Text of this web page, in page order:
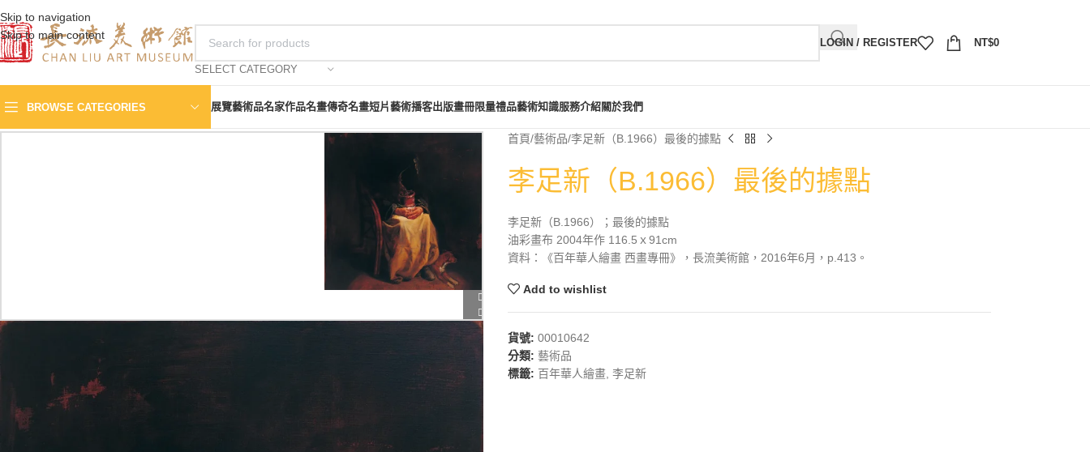
Skip to navigation
Skip to main content
SELECT CATEGORY
LOGIN / REGISTER NT$0
BROWSE CATEGORIES 展覽藝術品名家作品名畫傳奇名畫短片藝術播客出版畫冊限量禮品藝術知識服務介紹關於我們
首頁 藝術品 李足新（B.1966）最後的據點
李足新（B.1966）最後的據點
李足新（B.1966）；最後的據點
油彩畫布 2004年作 116.5ｘ91cm
資料：《百年華人繪畫 西畫專冊》，長流美術館，2016年6月，p.413。
Add to wishlist
貨號: 00010642
分類: 藝術品
標籤: 百年華人繪畫, 李足新